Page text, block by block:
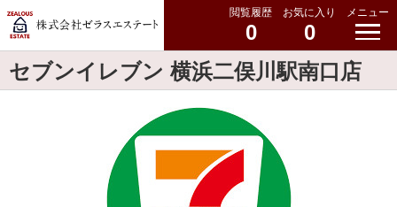
閲覧履歴
0
お気に入り
0
メニュー
セブンイレブン 横浜二俣川駅南口店